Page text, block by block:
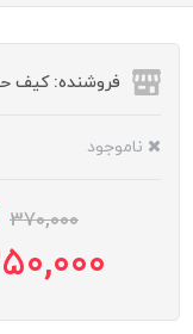
فروشنده: کیف
ناموجود
370,000